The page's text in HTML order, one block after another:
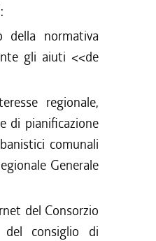
della normativa
gli aiuti <<de
regionale,
di pianificazione
comunali
Generale
del Consorzio
del consiglio di